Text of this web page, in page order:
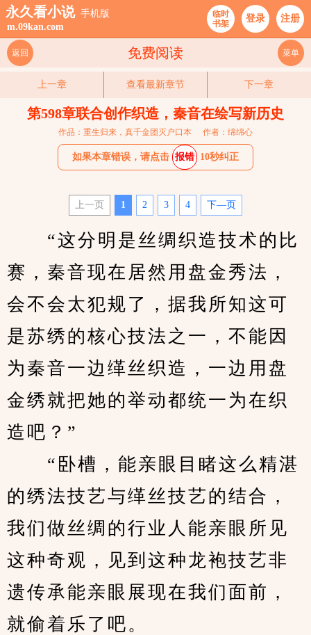
永久看小说 手机版
m.09kan.com
临时
书架
登录 注册
免费阅读
返回 菜单
上一章 查看最新章节 下一章
第598章联合创作织造，秦音在绘写新历史
作品：重生归来，真千金团灭户口本 作者：绵绵心
如果本章错误，请点击 报错 10秒纠正
上一页 1 2 3 4 下—页
“这分明是丝绸织造技术的比
赛，秦音现在居然用盘金秀法，
会不会太犯规了，据我所知这可
是苏绣的核心技法之一，不能因
为秦音一边缂丝织造，一边用盘
金绣就把她的举动都统一为在织
造吧？”
“卧槽，能亲眼目睹这么精湛
的绣法技艺与缂丝技艺的结合，
我们做丝绸的行业人能亲眼所见
这种奇观，见到这种龙袍技艺非
遗传承能亲眼展现在我们面前，
就偷着乐了吧。